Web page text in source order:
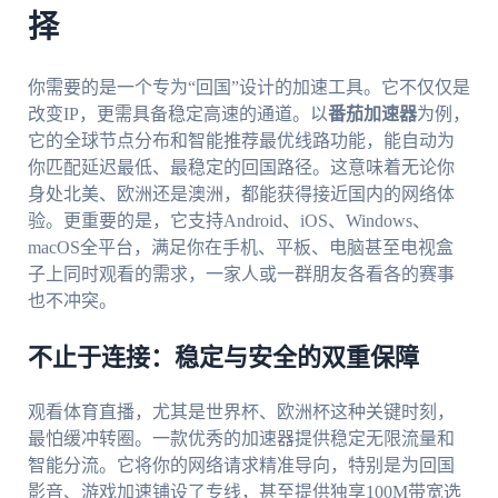
择
你需要的是一个专为“回国”设计的加速工具。它不仅仅是
改变IP，更需具备稳定高速的通道。以番茄加速器为例，
它的全球节点分布和智能推荐最优线路功能，能自动为
你匹配延迟最低、最稳定的回国路径。这意味着无论你
身处北美、欧洲还是澳洲，都能获得接近国内的网络体
验。更重要的是，它支持Android、iOS、Windows、
macOS全平台，满足你在手机、平板、电脑甚至电视盒
子上同时观看的需求，一家人或一群朋友各看各的赛事
也不冲突。
不止于连接：稳定与安全的双重保障
观看体育直播，尤其是世界杯、欧洲杯这种关键时刻，
最怕缓冲转圈。一款优秀的加速器提供稳定无限流量和
智能分流。它将你的网络请求精准导向，特别是为回国
影音、游戏加速铺设了专线，甚至提供独享100M带宽选